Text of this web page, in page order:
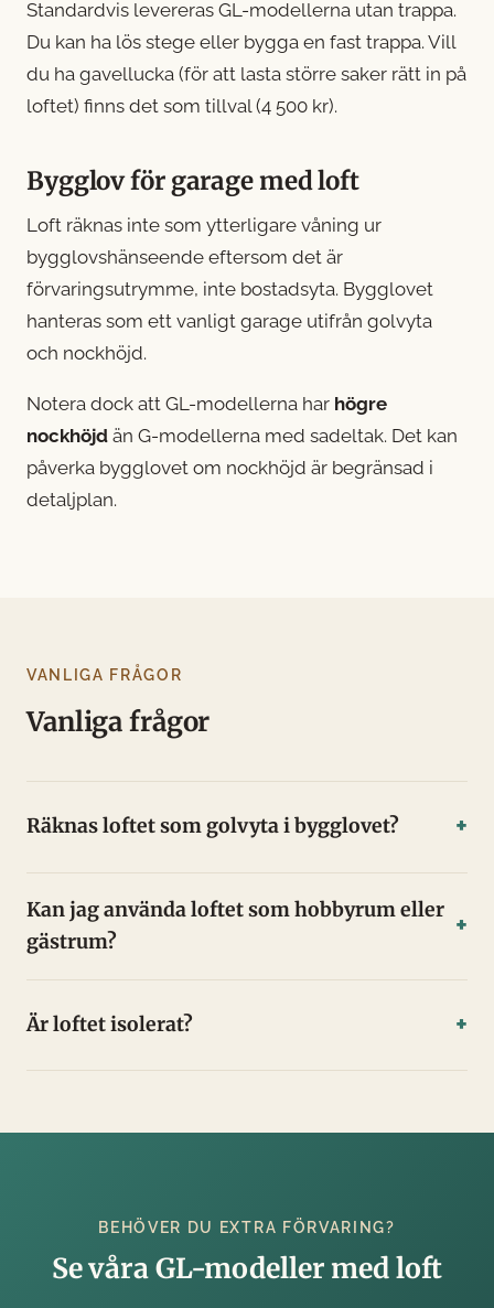
Standardvis levereras GL-modellerna utan trappa.
Du kan ha lös stege eller bygga en fast trappa. Vill
du ha gavellucka (för att lasta större saker rätt in på
loftet) finns det som tillval (4 500 kr).
Bygglov för garage med loft
Loft räknas inte som ytterligare våning ur
bygglovshänseende eftersom det är
förvaringsutrymme, inte bostadsyta. Bygglovet
hanteras som ett vanligt garage utifrån golvyta
och nockhöjd.
Notera dock att GL-modellerna har högre
nockhöjd än G-modellerna med sadeltak. Det kan
påverka bygglovet om nockhöjd är begränsad i
detaljplan.
VANLIGA FRÅGOR
Vanliga frågor
Räknas loftet som golvyta i bygglovet?
Kan jag använda loftet som hobbyrum eller
gästrum?
Är loftet isolerat?
BEHÖVER DU EXTRA FÖRVARING?
Se våra GL-modeller med loft